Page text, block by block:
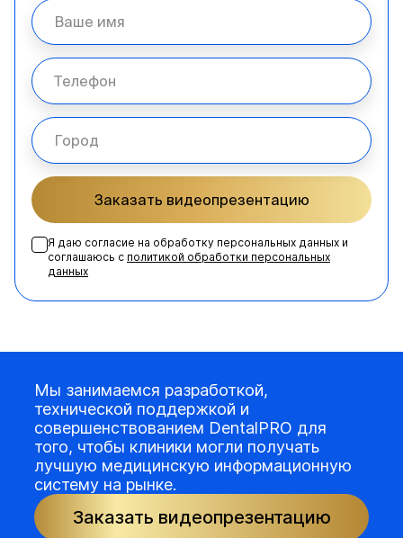
Заказать видеопрезентацию
Я даю согласие на обработку персональных данных и
соглашаюсь с политикой обработки персональных
данных
Мы занимаемся разработкой,
технической поддержкой и
совершенствованием DentalPRO для
того, чтобы клиники могли получать
лучшую медицинскую информационную
систему на рынке.
Заказать видеопрезентацию